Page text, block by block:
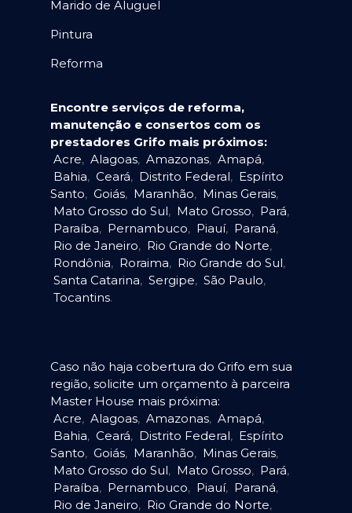
Marido de Aluguel
Pintura
Reforma
Encontre serviços de reforma,
manutenção e consertos com os
prestadores Grifo mais próximos:
Acre, Alagoas, Amazonas, Amapá,
Bahia, Ceará, Distrito Federal, Espírito
Santo, Goiás, Maranhão, Minas Gerais,
Mato Grosso do Sul, Mato Grosso, Pará,
Paraíba, Pernambuco, Piauí, Paraná,
Rio de Janeiro, Rio Grande do Norte,
Rondônia, Roraima, Rio Grande do Sul,
Santa Catarina, Sergipe, São Paulo,
Tocantins.
Caso não haja cobertura do Grifo em sua
região, solicite um orçamento à parceira
Master House mais próxima:
Acre, Alagoas, Amazonas, Amapá,
Bahia, Ceará, Distrito Federal, Espírito
Santo, Goiás, Maranhão, Minas Gerais,
Mato Grosso do Sul, Mato Grosso, Pará,
Paraíba, Pernambuco, Piauí, Paraná,
Rio de Janeiro, Rio Grande do Norte,